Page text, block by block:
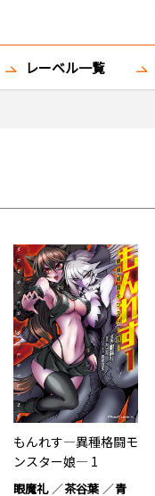
レーベル一覧
もんれす―異種格闘モ
ンスター娘― 1
眼魔礼 茶谷葉
青